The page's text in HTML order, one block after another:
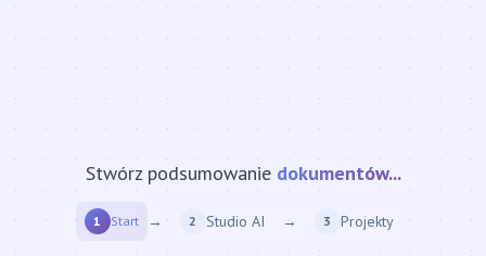
Stwórz podsumowanie strony internetowej...
1 Start → 2 Studio AI → 3 Projekty